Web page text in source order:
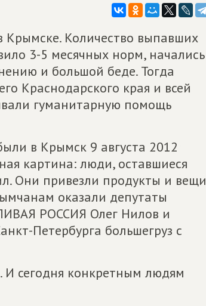
Крымске. Количество выпавших
3-5 месячных норм, начались
и большой беде. Тогда
Краснодарского края и всей
гуманитарную помощь
в Крымск 9 августа 2012
картина: люди, оставшиеся
Они привезли продукты и вещи
оказали депутаты
РОССИЯ Олег Нилов и
Петербурга большегруз с
И сегодня конкретным людям